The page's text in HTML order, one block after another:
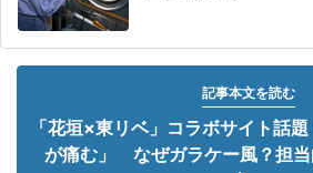
記事本文を読む
「花垣×東リベ」コラボサイト話
が痛む」 なぜガラケー風？担